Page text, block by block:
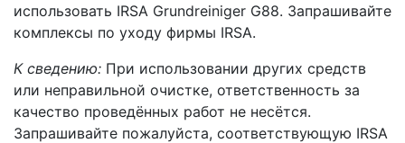
использовать IRSA Grundreiniger G88. Запрашивайте
комплексы по уходу фирмы IRSA.
К сведению: При использовании других средств
или неправильной очистке, ответственность за
качество проведённых работ не несётся.
Запрашивайте пожалуйста, соответствующую IRSA